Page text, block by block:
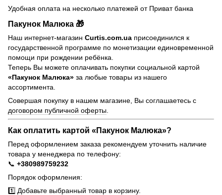
Удобная оплата на несколько платежей от Приват банка
Пакунок Малюка 🎁
Наш интернет-магазин Curtis.com.ua присоединился к
государственной программе по монетизации единовременной
помощи при рождении ребёнка.
Теперь Вы можете оплачивать покупки социальной картой
«Пакунок Малюка» за любые товары из нашего
ассортимента.
Совершая покупку в нашем магазине, Вы соглашаетесь с
договором публичной оферты
Как оплатить картой «Пакунок Малюка»?
Перед оформлением заказа рекомендуем уточнить наличие
товара у менеджера по телефону:
📞 +380989759232
Порядок оформления:
1️⃣ Добавьте выбранный товар в корзину.